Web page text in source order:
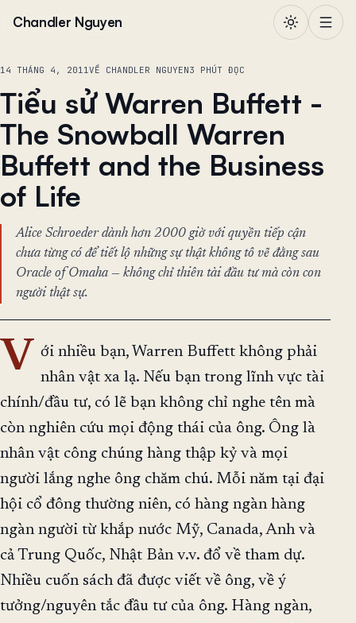
Chandler Nguyen
14 THÁNG 4, 2011VỀ CHANDLER NGUYEN3 PHÚT ĐỌC
Tiểu sử Warren Buffett -
The Snowball Warren
Buffett and the Business
of Life
Alice Schroeder dành hơn 2000 giờ với quyền tiếp cận
chưa từng có để tiết lộ những sự thật không tô vẽ đằng sau
Oracle of Omaha — không chỉ thiên tài đầu tư mà còn con
người thật sự.
V
ới nhiều bạn, Warren Buffett không phải
nhân vật xa lạ. Nếu bạn trong lĩnh vực tài
chính/đầu tư, có lẽ bạn không chỉ nghe tên mà
còn nghiên cứu mọi động thái của ông. Ông là
nhân vật công chúng hàng thập kỷ và mọi
người lắng nghe ông chăm chú. Mỗi năm tại đại
hội cổ đông thường niên, có hàng ngàn hàng
ngàn người từ khắp nước Mỹ, Canada, Anh và
cả Trung Quốc, Nhật Bản v.v. đổ về tham dự.
Nhiều cuốn sách đã được viết về ông, về ý
tưởng/nguyên tắc đầu tư của ông. Hàng ngàn,